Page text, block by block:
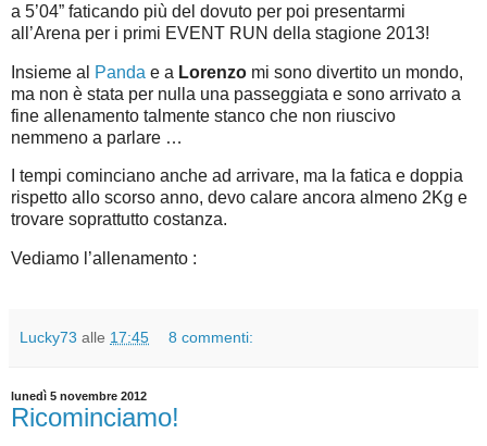
a 5’04” faticando più del dovuto per poi presentarmi
all’Arena per i primi EVENT RUN della stagione 2013!
Insieme al Panda e a Lorenzo mi sono divertito un mondo,
ma non è stata per nulla una passeggiata e sono arrivato a
fine allenamento talmente stanco che non riuscivo
nemmeno a parlare …
I tempi cominciano anche ad arrivare, ma la fatica e doppia
rispetto allo scorso anno, devo calare ancora almeno 2Kg e
trovare soprattutto costanza.
Vediamo l’allenamento :
Lucky73 alle 17:45 8 commenti:
lunedì 5 novembre 2012
Ricominciamo!